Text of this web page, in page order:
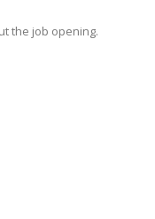
the job opening.